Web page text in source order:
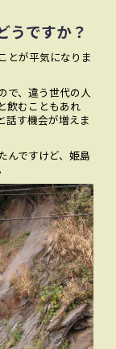
うですか？
とが平気になりま
で、違う世代の人
飲むこともあれ
話す機会が増えま
んですけど、姫島